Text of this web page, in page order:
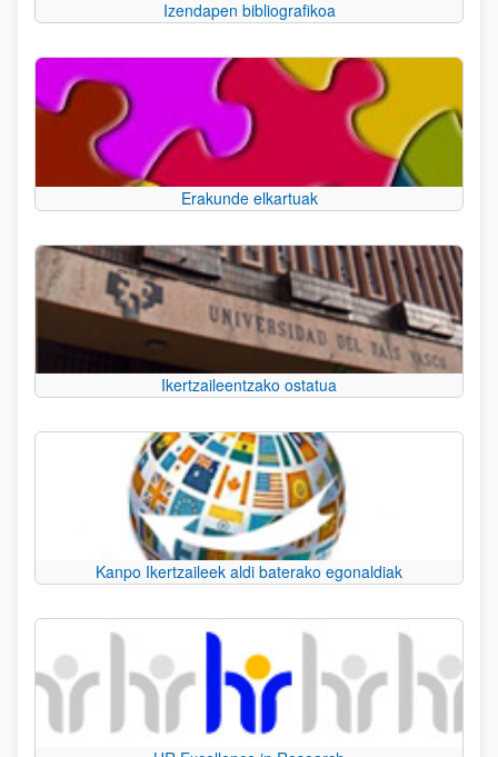
Izendapen bibliografikoa
Erakunde elkartuak
Ikertzaileentzako ostatua
Kanpo Ikertzaileek aldi baterako egonaldiak